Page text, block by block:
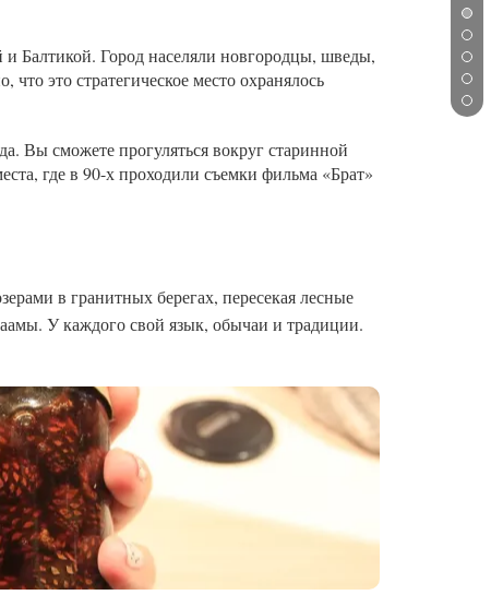
Балтикой. Город населяли новгородцы, шведы,
это стратегическое место охранялось
Вы сможете прогуляться вокруг старинной
где в 90-х проходили съемки фильма «Брат»
в гранитных берегах, пересекая лесные
У каждого свой язык, обычаи и традиции.